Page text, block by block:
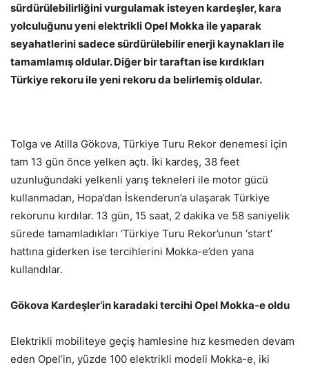
sürdürülebilirliğini vurgulamak isteyen kardeşler, kara
yolculuğunu yeni elektrikli Opel Mokka ile yaparak
seyahatlerini sadece sürdürülebilir enerji kaynakları ile
tamamlamış oldular. Diğer bir taraftan ise kırdıkları
Türkiye rekoru ile yeni rekoru da belirlemiş oldular.
Tolga ve Atilla Gökova, Türkiye Turu Rekor denemesi için
tam 13 gün önce yelken açtı. İki kardeş, 38 feet
uzunluğundaki yelkenli yarış tekneleri ile motor gücü
kullanmadan, Hopa’dan İskenderun’a ulaşarak Türkiye
rekorunu kırdılar. 13 gün, 15 saat, 2 dakika ve 58 saniyelik
sürede tamamladıkları ‘Türkiye Turu Rekor’unun ‘start’
hattına giderken ise tercihlerini Mokka-e’den yana
kullandılar.
Gökova Kardeşler’in karadaki tercihi Opel Mokka-e oldu
Elektrikli mobiliteye geçiş hamlesine hız kesmeden devam
eden Opel’in, yüzde 100 elektrikli modeli Mokka-e, iki